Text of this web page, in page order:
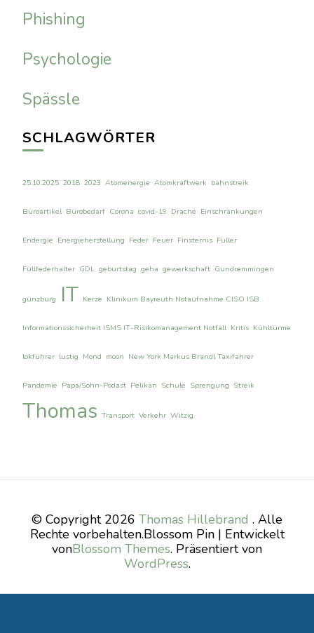
Phishing
Psychologie
Spässle
SCHLAGWÖRTER
25.10.2025 2018 2023 Atomenergie Atomkraftwerk bahnstreik
Büroartikel Bürobedarf Corona covid-19 Drache Einschränkungen
Endergie Energieherstellung Feder Feuer Finsternis Füller
Füllfederhalter GDL geburtstag geha gewerkschaft Gundremmingen
günzburg IT Kerze Klinikum Bayreuth Notaufnahme CISO ISB
Informationssicherheit ISMS IT-Risikomanagement Notfall Kritis Kühltürme
lokführer lustig Mond moon New York Markus Brandl Taxifahrer
Pandemie Papa/Sohn-Podast Pelikan Schule Sprengung Streik
Thomas Transport Verkehr Witzig
© Copyright 2026 Thomas Hillebrand . Alle
Rechte vorbehalten.Blossom Pin | Entwickelt
vonBlossom Themes. Präsentiert von
WordPress.